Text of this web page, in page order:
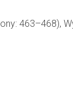
463–468),